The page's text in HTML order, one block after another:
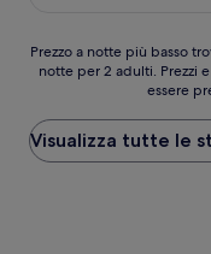
Prezzo
più
basso
trovato
Prezzo a notte più basso
notte per 2 adulti. Prezzi
essere
Visualizza tutte le